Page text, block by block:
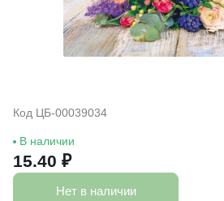
Код ЦБ-00039034
В наличии
15.40 ₽
Нет в наличии